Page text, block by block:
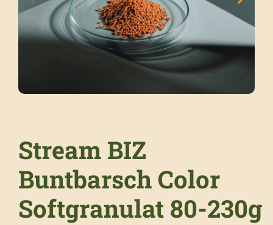
Stream BIZ
Buntbarsch Color
Softgranulat 80-230g